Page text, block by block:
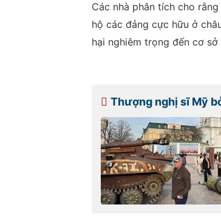
Các nhà phân tích cho
hộ các đảng cực hữu ở
hại nghiêm trọng đến cơ
Thượng nghị sĩ Mỹ